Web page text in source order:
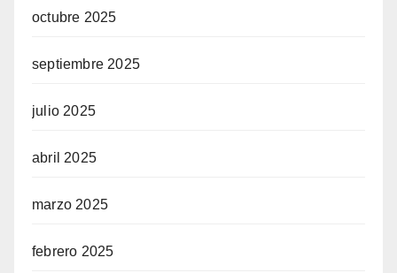
octubre 2025
septiembre 2025
julio 2025
abril 2025
marzo 2025
febrero 2025